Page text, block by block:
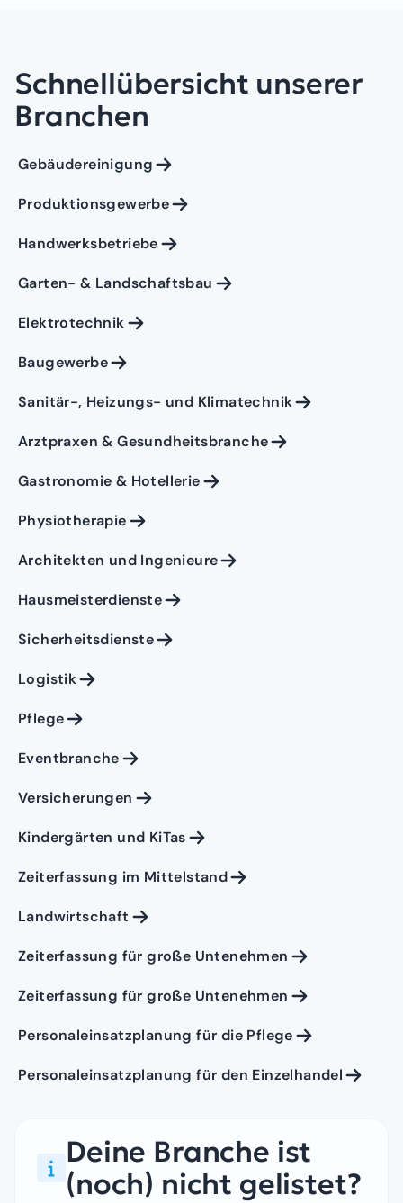
Schnellübersicht unserer
Branchen
Gebäudereinigung
Produktionsgewerbe
Handwerksbetriebe
Garten- & Landschaftsbau
Elektrotechnik
Baugewerbe
Sanitär-, Heizungs- und Klimatechnik
Arztpraxen & Gesundheitsbranche
Gastronomie & Hotellerie
Physiotherapie
Architekten und Ingenieure
Hausmeisterdienste
Sicherheitsdienste
Logistik
Pflege
Eventbranche
Versicherungen
Kindergärten und KiTas
Zeiterfassung im Mittelstand
Landwirtschaft
Zeiterfassung für große Untenehmen
Zeiterfassung für große Untenehmen
Personaleinsatzplanung für die Pflege
Personaleinsatzplanung für den Einzelhandel
Deine Branche ist
(noch) nicht gelistet?